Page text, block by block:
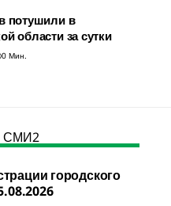
потушили в
области за сутки
0 Мин.
СМИ2
городского